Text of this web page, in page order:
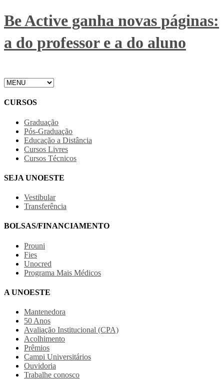
Be Active ganha novas páginas:
a do professor e a do aluno
CURSOS
Graduação
Pós-Graduação
Educação a Distância
Cursos Livres
Cursos Técnicos
SEJA UNOESTE
Vestibular
Transferência
BOLSAS/FINANCIAMENTO
Prouni
Fies
Unocred
Programa Mais Médicos
A UNOESTE
Mantenedora
50 Anos
Avaliação Institucional (CPA)
Acolhimento
Prêmios
Campi Universitários
Ouvidoria
Trabalhe conosco